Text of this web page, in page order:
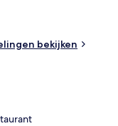
accommodatie
nihombashi.
bekijken